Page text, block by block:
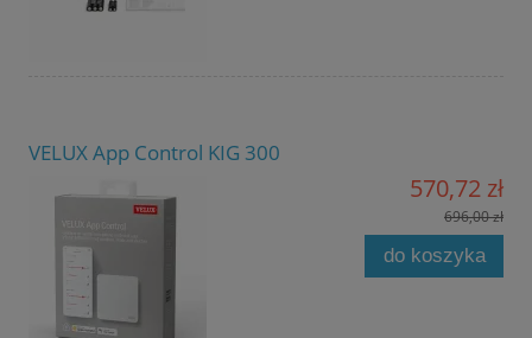
VELUX App Control KIG 300
570,72 zł
696,00 zł
do koszyka